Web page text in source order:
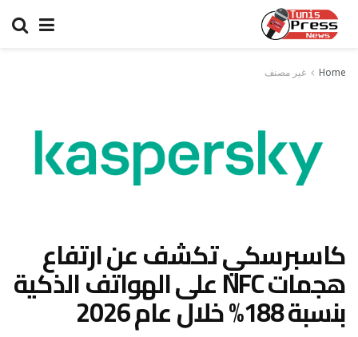
Home غير مصنف
كاسبرسكي تكشف عن ارتفاع
هجمات NFC على الهواتف الذكية
بنسبة 188% خلال عام 2026